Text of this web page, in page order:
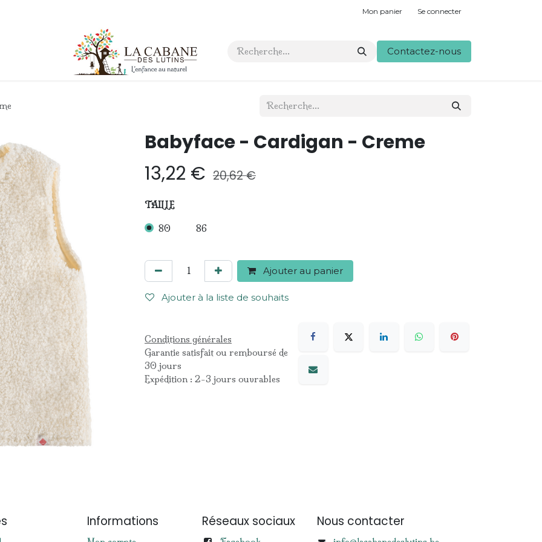
Mon panier Se connecter
Contact Contactez-nous
Babyface - Cardigan - Creme
13,22 € 20,62€
TAILLE
80 86
Ajouter au panier
Ajouter à la liste de souhaits
Conditions générales
Garantie satisfait ou remboursé de
30 jours
Expédition : 2-3 jours ouvrables
Informations Réseaux sociaux Nous contacter